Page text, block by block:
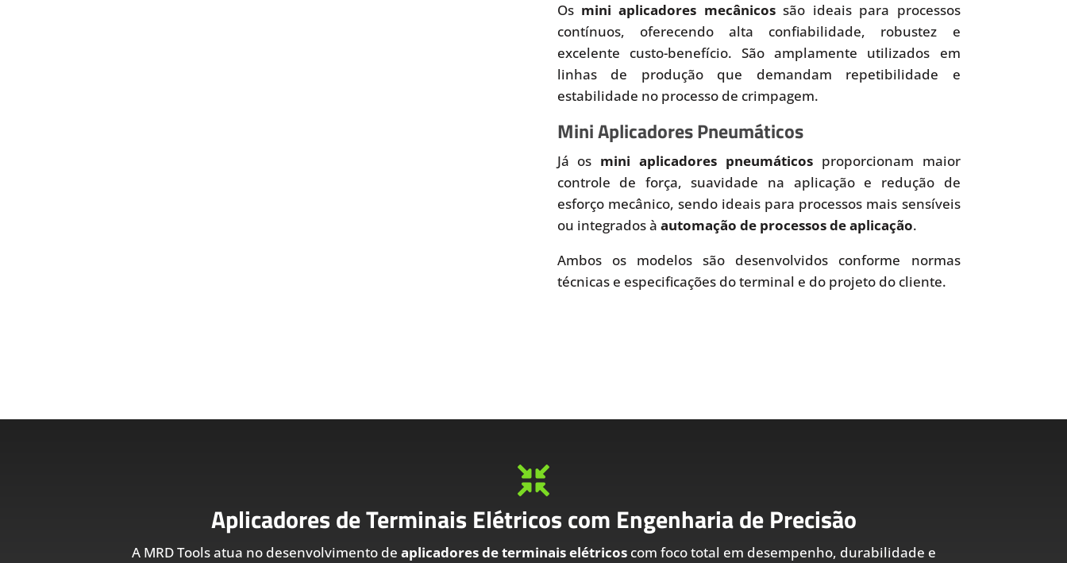
Os mini aplicadores mecânicossão ideais para processos
contínuos, oferecendo alta confiabilidade, robustez e
excelente custo-benefício. São amplamente utilizados em
linhas de produção que demandam repetibilidade e
estabilidade no processo de crimpagem.
Mini Aplicadores Pneumáticos
Já os mini aplicadores pneumáticosproporcionam maior
controle de força, suavidade na aplicação e redução de
esforço mecânico, sendo ideais para processos mais sensíveis
ou integrados à automação de processos de aplicação.
Ambos os modelos são desenvolvidos conforme normas
técnicas e especificações do terminal e do projeto do cliente.

Aplicadores de Terminais Elétricos com Engenharia de Precisão
A MRD Tools atua no desenvolvimento de aplicadores de terminais elétricoscom foco total em desempenho, durabilidade e